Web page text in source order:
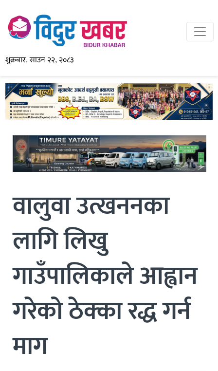
शुक्रबार, साउन २२, २०८३
वालुवा उत्खननका
लागि लिखु
गाउँपालिकाले आह्वान
गरेको ठेक्का रद्ध गर्न
माग